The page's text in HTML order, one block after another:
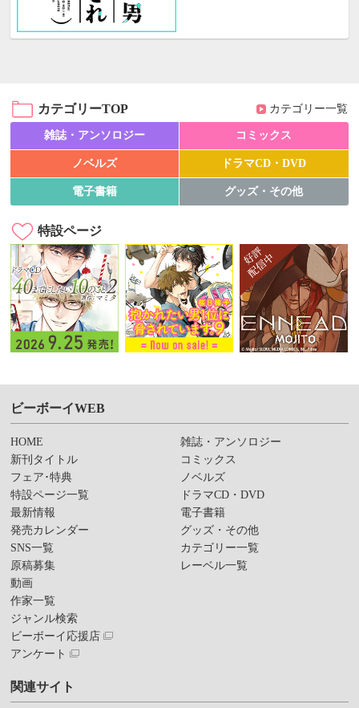
カテゴリーTOP カテゴリー一覧
雑誌・アンソロジー コミックス
ノベルズ ドラマCD・DVD
電子書籍 グッズ・その他
特設ページ
ビーボーイWEB
HOME
新刊タイトル
フェア･特典
特設ページ一覧
最新情報
発売カレンダー
SNS一覧
原稿募集
動画
作家一覧
ジャンル検索
ビーボーイ応援店
アンケート
雑誌・アンソロジー
コミックス
ノベルズ
ドラマCD・DVD
電子書籍
グッズ・その他
カテゴリー一覧
レーベル一覧
関連サイト